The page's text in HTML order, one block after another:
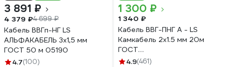
3 891 ₽
4 379 ₽4 699 ₽
Кабель ВВГп-НГ LS
АЛЬФАКАБЕЛЬ 3х1,5 мм
ГОСТ 50 м 05190
4.7(100)
1 300 ₽
1 340 ₽
Кабель ВВГ-ПНГ А - LS
Камкабель 2x1.5 мм 20м
ГОСТ
1157К20FD00070А0020М
4.9(461)